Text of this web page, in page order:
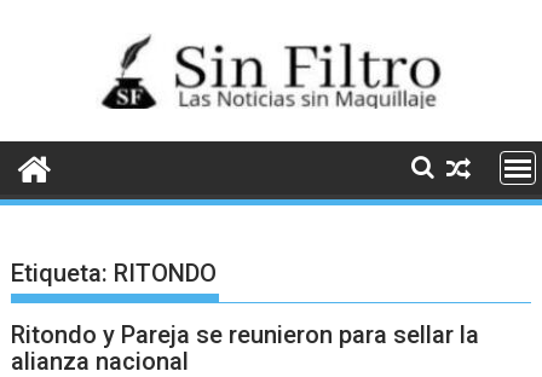
Etiqueta: RITONDO
Ritondo y Pareja se reunieron para sellar la
alianza nacional